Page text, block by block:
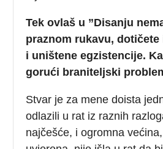
Tek ovlaš u ”Disanju
praznom rukavu,
i uništene egzistencije.
gorući braniteljski
Stvar je za mene doista
odlazili u rat iz raznih
najčešće, i ogromna